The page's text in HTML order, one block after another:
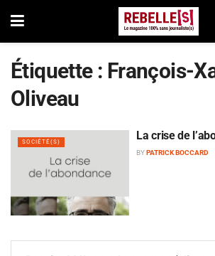
Étiquette : François-
Oliveau
SOCIÉTÉ(S) La crise de
BYPATRICK BOCCARD